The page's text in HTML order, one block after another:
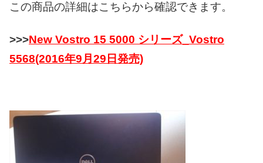
この商品の詳細はこちらから確認できます。
>>>New Vostro 15 5000 シリーズ_Vostro
5568(2016年9月29日発売)